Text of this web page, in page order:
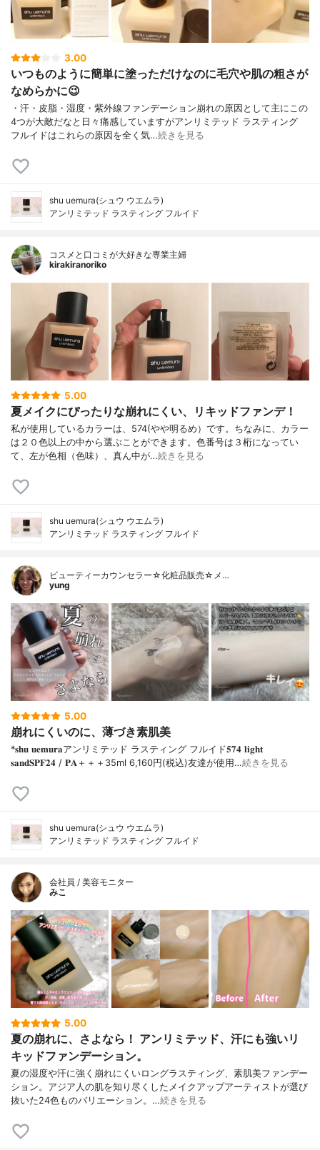
3.00
いつものように簡単に塗っただけなのに毛穴や肌の粗さが
なめらかに😉
・汗・皮脂・湿度・紫外線ファンデーション崩れの原因として主にこの
4つが大敵だなと日々痛感していますがアンリミテッド ラスティング
フルイドはこれらの原因を全く気…続きを見る
shu uemura(シュウ ウエムラ)
アンリミテッド ラスティング フルイド
コスメと口コミが大好きな専業主婦
kirakiranoriko
5.00
夏メイクにぴったりな崩れにくい、リキッドファンデ！
私が使用しているカラーは、574(やや明るめ）です。ちなみに、カラー
は２０色以上の中から選ぶことができます。色番号は３桁になってい
て、左が色相（色味）、真ん中が…続きを見る
shu uemura(シュウ ウエムラ)
アンリミテッド ラスティング フルイド
ビューティーカウンセラー☆化粧品販売☆メ…
yung
5.00
崩れにくいのに、薄づき素肌美
*𝐬𝐡𝐮 𝐮𝐞𝐦𝐮𝐫𝐚アンリミテッド ラスティング フルイド𝟓𝟕𝟒 𝐥𝐢𝐠𝐡𝐭
𝐬𝐚𝐧𝐝𝐒𝐏𝐅𝟐𝟒 / 𝐏𝐀＋＋＋⁡35ml 6,160円(税込)⁡友達が使用…続きを見る
shu uemura(シュウ ウエムラ)
アンリミテッド ラスティング フルイド
会社員 / 美容モニター
みこ
5.00
夏の崩れに、さよなら！ アンリミテッド、汗にも強いリ
キッドファンデーション。
夏の湿度や汗に強く崩れにくいロングラスティング、素肌美ファンデー
ション。アジア人の肌を知り尽くしたメイクアップアーティストが選び
抜いた24色ものバリエーション。…続きを見る